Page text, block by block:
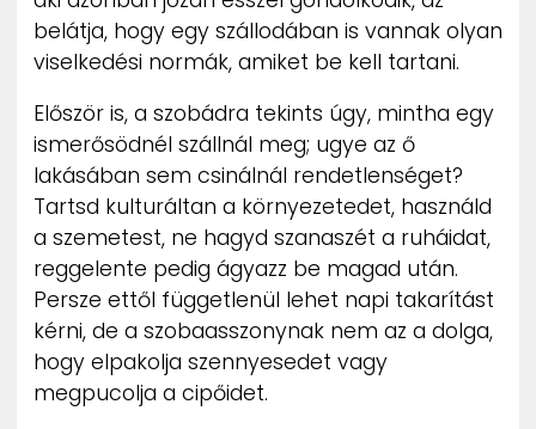
belátja, hogy egy szállodában is vannak olyan
viselkedési normák, amiket be kell tartani.
Először is, a szobádra tekints úgy, mintha egy
ismerősödnél szállnál meg; ugye az ő
lakásában sem csinálnál rendetlenséget?
Tartsd kulturáltan a környezetedet, használd
a szemetest, ne hagyd szanaszét a ruháidat,
reggelente pedig ágyazz be magad után.
Persze ettől függetlenül lehet napi takarítást
kérni, de a szobaasszonynak nem az a dolga,
hogy elpakolja szennyesedet vagy
megpucolja a cipőidet.